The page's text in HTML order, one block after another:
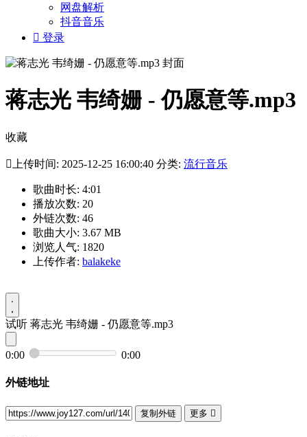
网盘解析
抖音音乐
 登录
蒋志光 韦绮姗 - 仍愿意等.mp3
收藏
 上传时间: 2025-12-25 16:00:40 分类: 流行音乐
歌曲时长: 4:01
播放次数: 20
外链次数: 46
歌曲大小: 3.67 MB
浏览人气: 1820
上传作者: balakeke
试听 蒋志光 韦绮姗 - 仍愿意等.mp3
0:00 0:00
外链地址
复制外链 更多 